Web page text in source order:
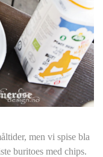
men vi spise bla
buritoes med chips.